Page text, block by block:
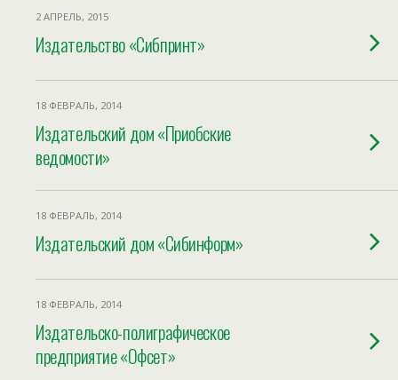
2 АПРЕЛЬ, 2015
Издательство «Сибпринт»
18 ФЕВРАЛЬ, 2014
Издательский дом «Приобские
ведомости»
18 ФЕВРАЛЬ, 2014
Издательский дом «Сибинформ»
18 ФЕВРАЛЬ, 2014
Издательско-полиграфическое
предприятие «Офсет»